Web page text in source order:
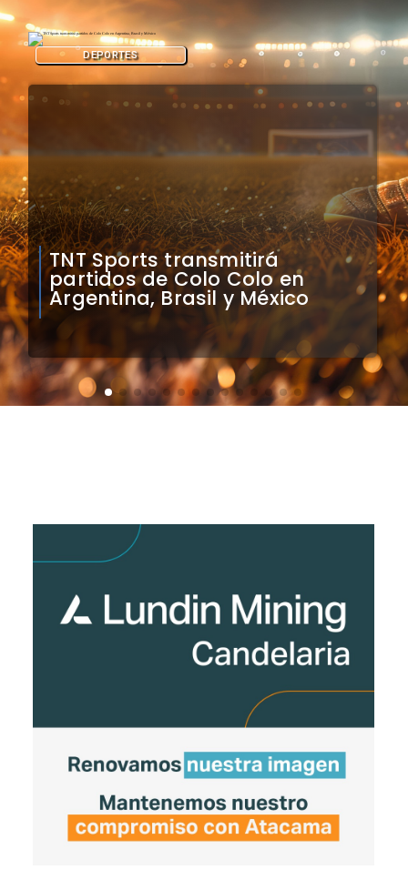
Mauricio Pinilla compara a
Colo Colo con Real Madrid de
Sudamérica
DEPORTES